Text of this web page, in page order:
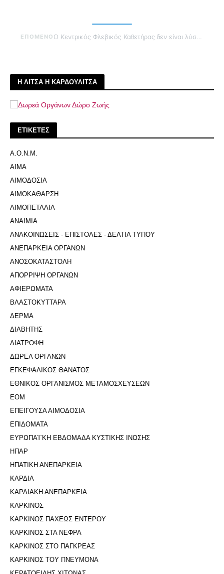
ΕΠΟΜΕΝΟ Ο Κεντρικός Φλεβικός Καθετήρας δεν είναι λύση είναι προσωρινό καταφύγιο
Η ΛΙΤΣΑ Η ΚΑΡΔΟΥΛΙΤΣΑ
ΕΤΙΚΕΤΕΣ
Α.Ο.Ν.Μ.
ΑΙΜΑ
ΑΙΜΟΔΟΣΙΑ
ΑΙΜΟΚΑΘΑΡΣΗ
ΑΙΜΟΠΕΤΑΛΙΑ
ΑΝΑΙΜΙΑ
ΑΝΑΚΟΙΝΩΣΕΙΣ - ΕΠΙΣΤΟΛΕΣ - ΔΕΛΤΙΑ ΤΥΠΟΥ
ΑΝΕΠΑΡΚΕΙΑ ΟΡΓΑΝΩΝ
ΑΝΟΣΟΚΑΤΑΣΤΟΛΗ
ΑΠΟΡΡΙΨΗ ΟΡΓΑΝΩΝ
ΑΦΙΕΡΩΜΑΤΑ
ΒΛΑΣΤΟΚΥΤΤΑΡΑ
ΔΕΡΜΑ
ΔΙΑΒΗΤΗΣ
ΔΙΑΤΡΟΦΗ
ΔΩΡΕΑ ΟΡΓΑΝΩΝ
ΕΓΚΕΦΑΛΙΚΟΣ ΘΑΝΑΤΟΣ
ΕΘΝΙΚΟΣ ΟΡΓΑΝΙΣΜΟΣ ΜΕΤΑΜΟΣΧΕΥΣΕΩΝ
ΕΟΜ
ΕΠΕΙΓΟΥΣΑ ΑΙΜΟΔΟΣΙΑ
ΕΠΙΔΟΜΑΤΑ
ΕΥΡΩΠΑΊ΄ΚΗ ΕΒΔΟΜΑΔΑ ΚΥΣΤΙΚΗΣ ΙΝΩΣΗΣ
ΗΠΑΡ
ΗΠΑΤΙΚΗ ΑΝΕΠΑΡΚΕΙΑ
ΚΑΡΔΙΑ
ΚΑΡΔΙΑΚΗ ΑΝΕΠΑΡΚΕΙΑ
ΚΑΡΚΙΝΟΣ
ΚΑΡΚΙΝΟΣ ΠΑΧΕΩΣ ΕΝΤΕΡΟΥ
ΚΑΡΚΙΝΟΣ ΣΤΑ ΝΕΦΡΑ
ΚΑΡΚΙΝΟΣ ΣΤΟ ΠΑΓΚΡΕΑΣ
ΚΑΡΚΙΝΟΣ ΤΟΥ ΠΝΕΥΜΟΝΑ